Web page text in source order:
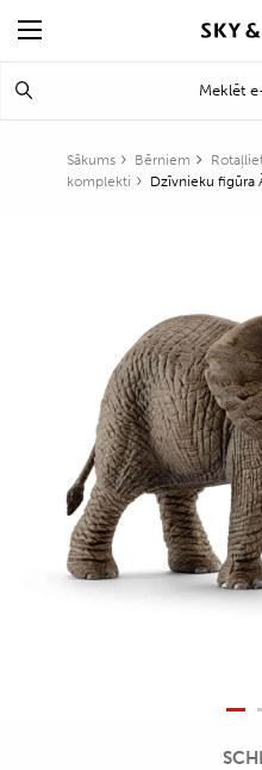
Sākums Bērniem
komplekti
Dzīvnieku figūra